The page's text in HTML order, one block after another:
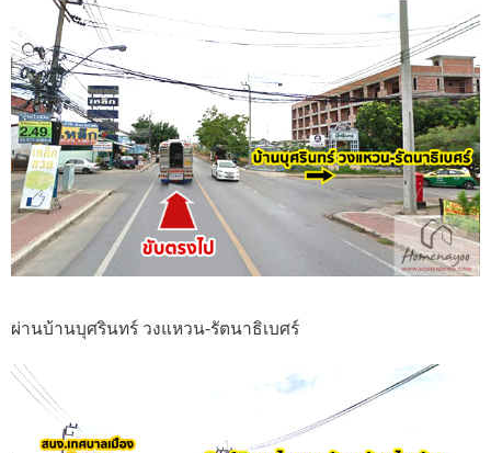
ผ่านบ้านบุศรินทร์ วงแหวน-รัตนาธิเบศร์